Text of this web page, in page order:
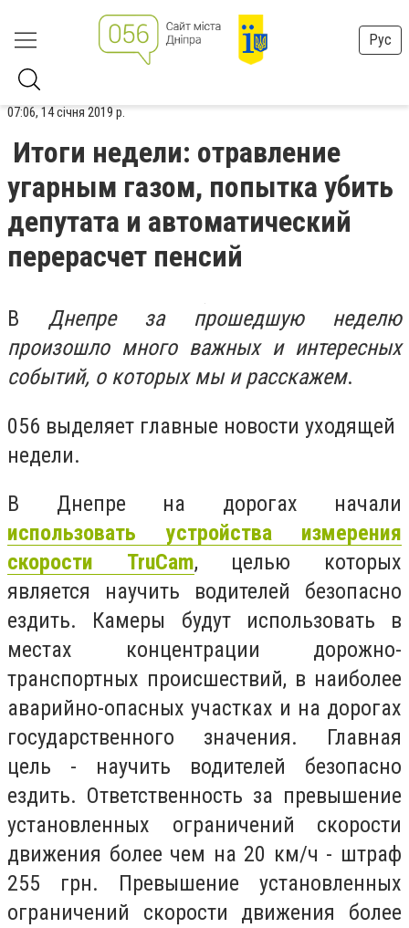
Рус
07:06, 14 січня 2019 р.
Итоги недели: отравление
угарным газом, попытка убить
депутата и автоматический
перерасчет пенсий
В Днепре за прошедшую неделю
произошло много важных и интересных
событий, о которых мы и расскажем.
056 выделяет главные новости уходящей
недели.
В Днепре на дорогах начали
использовать устройства измерения
скорости TruCam, целью которых
является научить водителей безопасно
ездить. Камеры будут использовать в
местах концентрации дорожно-
транспортных происшествий, в наиболее
аварийно-опасных участках и на дорогах
государственного значения. Главная
цель - научить водителей безопасно
ездить. Ответственность за превышение
установленных ограничений скорости
движения более чем на 20 км/ч - штраф
255 грн. Превышение установленных
ограничений скорости движения более